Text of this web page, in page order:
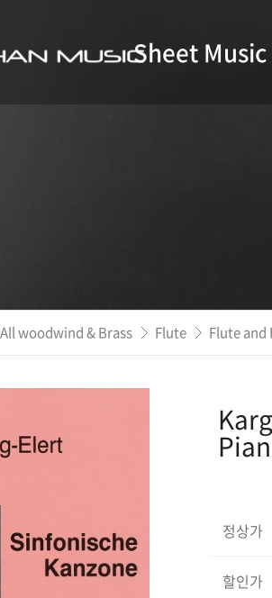
Sheet Music
All woodwind & Brass Flute Flute and
정상가
할인가